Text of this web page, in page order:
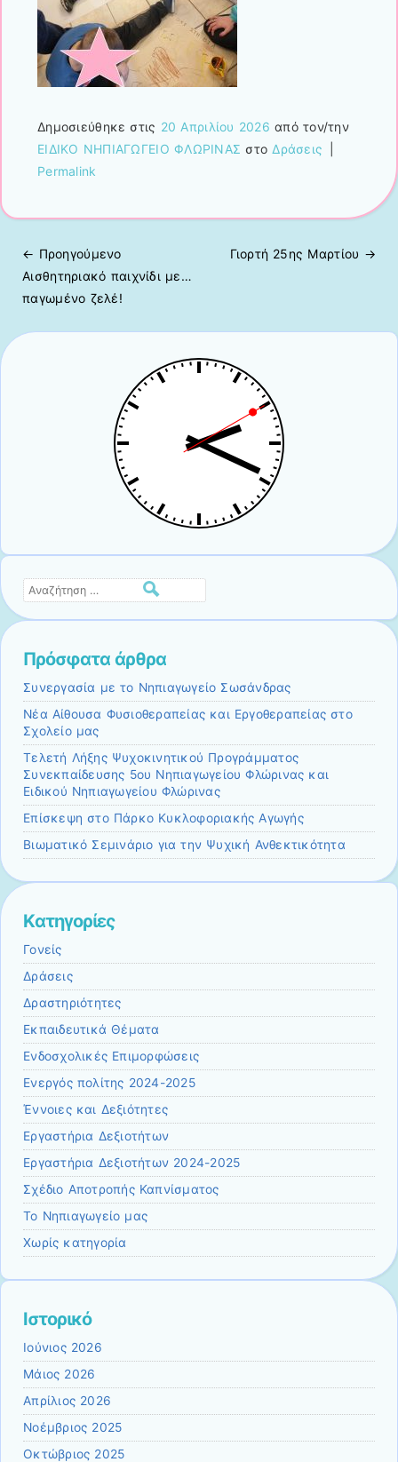
Δημοσιεύθηκε στις 20 Απριλίου 2026 από τον/την
ΕΙΔΙΚΟ ΝΗΠΙΑΓΩΓΕΙΟ ΦΛΩΡΙΝΑΣ στοΔράσεις
Permalink
Πλοήγηση άρθρων
← Προηγούμενo
Αισθητηριακό παιχνίδι με…
παγωμένο ζελέ!
Γιορτή 25ης Μαρτίου →
Αναζήτηση
Πρόσφατα άρθρα
Συνεργασία με το Νηπιαγωγείο Σωσάνδρας
Νέα Αίθουσα Φυσιοθεραπείας και Εργοθεραπείας στο
Σχολείο μας
Τελετή Λήξης Ψυχοκινητικού Προγράμματος
Συνεκπαίδευσης 5ου Νηπιαγωγείου Φλώρινας και
Ειδικού Νηπιαγωγείου Φλώρινας
Επίσκεψη στο Πάρκο Κυκλοφοριακής Αγωγής
Βιωματικό Σεμινάριο για την Ψυχική Ανθεκτικότητα
Kατηγορίες
Γονείς
Δράσεις
Δραστηριότητες
Εκπαιδευτικά Θέματα
Ενδοσχολικές Επιμορφώσεις
Ενεργός πολίτης 2024-2025
Έννοιες και Δεξιότητες
Εργαστήρια Δεξιοτήτων
Εργαστήρια Δεξιοτήτων 2024-2025
Σχέδιο Αποτροπής Καπνίσματος
Το Νηπιαγωγείο μας
Χωρίς κατηγορία
Ιστορικό
Ιούνιος 2026
Μάιος 2026
Απρίλιος 2026
Νοέμβριος 2025
Οκτώβριος 2025